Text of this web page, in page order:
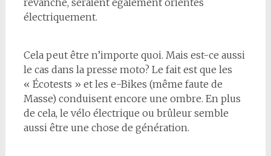
revanche, seraient également orientés
électriquement.
Cela peut être n’importe quoi. Mais est-ce aussi
le cas dans la presse moto? Le fait est que les
« Écotests » et les e-Bikes (même faute de
Masse) conduisent encore une ombre. En plus
de cela, le vélo électrique ou brûleur semble
aussi être une chose de génération.